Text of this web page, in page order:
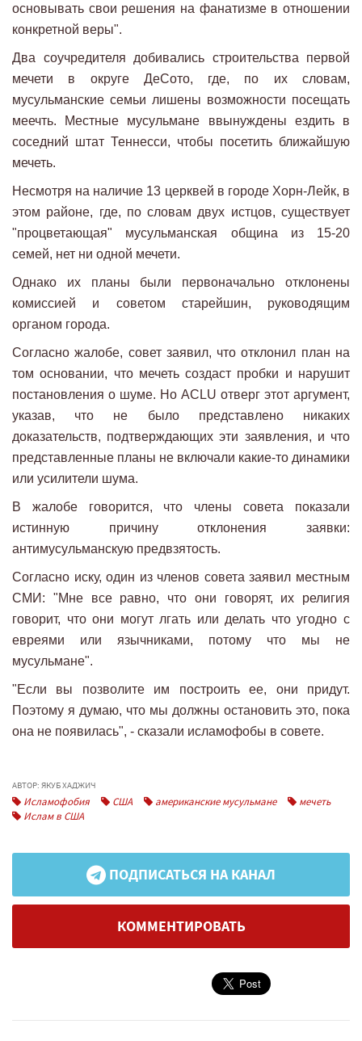
основывать свои решения на фанатизме в отношении
конкретной веры".
Два соучредителя добивались строительства первой
мечети в округе ДеСото, где, по их словам,
мусульманские семьи лишены возможности посещать
меечть. Местные мусульмане ввынуждены ездить в
соседний штат Теннесси, чтобы посетить ближайшую
мечеть.
Несмотря на наличие 13 церквей в городе Хорн-Лейк, в
этом районе, где, по словам двух истцов, существует
"процветающая" мусульманская община из 15-20
семей, нет ни одной мечети.
Однако их планы были первоначально отклонены
комиссией и советом старейшин, руководящим
органом города.
Согласно жалобе, совет заявил, что отклонил план на
том основании, что мечеть создаст пробки и нарушит
постановления о шуме. Но ACLU отверг этот аргумент,
указав, что не было представлено никаких
доказательств, подтверждающих эти заявления, и что
представленные планы не включали какие-то динамики
или усилители шума.
В жалобе говорится, что члены совета показали
истинную причину отклонения заявки:
антимусульманскую предвзятость.
Согласно иску, один из членов совета заявил местным
СМИ: "Мне все равно, что они говорят, их религия
говорит, что они могут лгать или делать что угодно с
евреями или язычниками, потому что мы не
мусульмане".
"Если вы позволите им построить ее, они придут.
Поэтому я думаю, что мы должны остановить это, пока
она не появилась", - сказали исламофобы в совете.
АВТОР: ЯКУБ ХАДЖИЧ
Исламофобия США американские мусульмане
мечеть
Ислам в США
ПОДПИСАТЬСЯ НА КАНАЛ
КОММЕНТИРОВАТЬ